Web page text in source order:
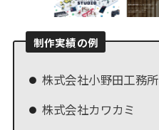
制作実績の例
株式会社小野田工務所
株式会社カワカミ